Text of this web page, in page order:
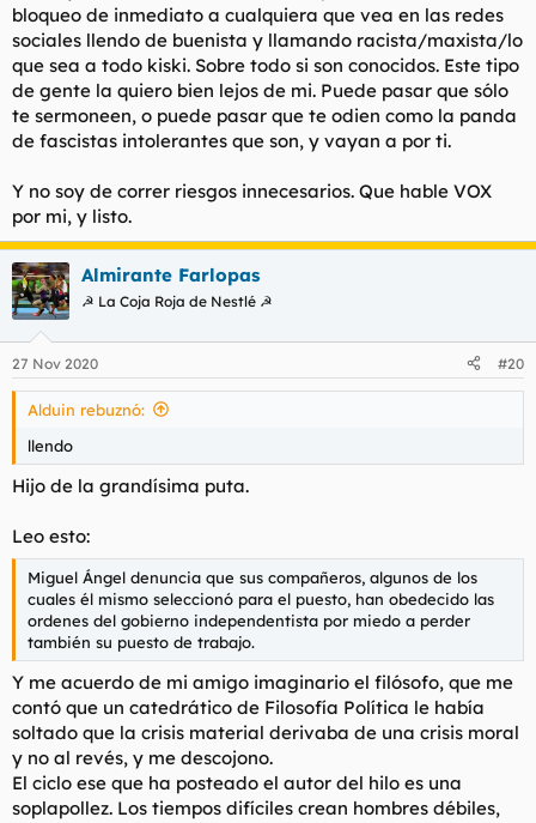
bloqueo de inmediato a cualquiera que vea en las redes
sociales llendo de buenista y llamando racista/maxista/lo
que sea a todo kiski. Sobre todo si son conocidos. Este tipo
de gente la quiero bien lejos de mi. Puede pasar que sólo
te sermoneen, o puede pasar que te odien como la panda
de fascistas intolerantes que son, y vayan a por ti.
Y no soy de correr riesgos innecesarios. Que hable VOX
por mi, y listo.
Almirante Farlopas
☭ La Coja Roja de Nestlé ☭
27 Nov 2020 #20
Alduin rebuznó:
llendo
Hijo de la grandísima puta.
Leo esto:
Miguel Ángel denuncia que sus compañeros, algunos de los
cuales él mismo seleccionó para el puesto, han obedecido las
ordenes del gobierno independentista por miedo a perder
también su puesto de trabajo.
Y me acuerdo de mi amigo imaginario el filósofo, que me
contó que un catedrático de Filosofía Política le había
soltado que la crisis material derivaba de una crisis moral
y no al revés, y me descojono.
El ciclo ese que ha posteado el autor del hilo es una
soplapollez. Los tiempos difíciles crean hombres débiles,